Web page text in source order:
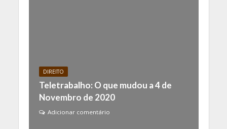
DIREITO
Teletrabalho: O que mudou a 4 de
Novembro de 2020
Adicionar comentário